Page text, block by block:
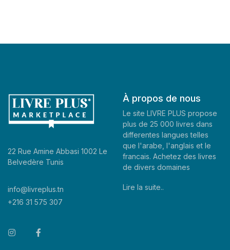
22 Rue Amine Abbasi 1002 Le
Belvedère Tunis
info@livreplus.tn
+216 31 575 307
À propos de nous
Le site LIVRE PLUS propose
plus de 25 000 livres dans
differentes langues telles
que l'arabe, l'anglais et le
francais. Achetez des livres
de divers domaines
Lire la suite..